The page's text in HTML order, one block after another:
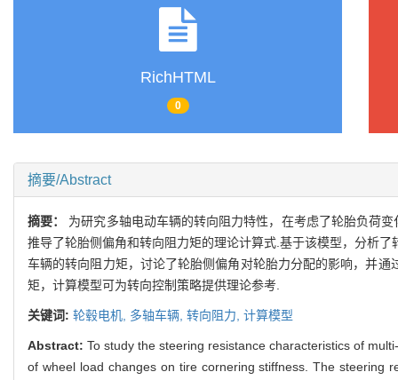
RichHTML
0
摘要/Abstract
摘要： 为研究多轴电动车辆的转向阻力特性，在考虑了轮胎负荷
推导了轮胎侧偏角和转向阻力矩的理论计算式.基于该模型，分析
车辆的转向阻力矩，讨论了轮胎侧偏角对轮胎力分配的影响，并
矩，计算模型可为转向控制策略提供理论参考.
关键词: 轮毂电机, 多轴车辆, 转向阻力, 计算模型
Abstract: To study the steering resistance characteristics of
of wheel load changes on tire cornering stiffness. The steering